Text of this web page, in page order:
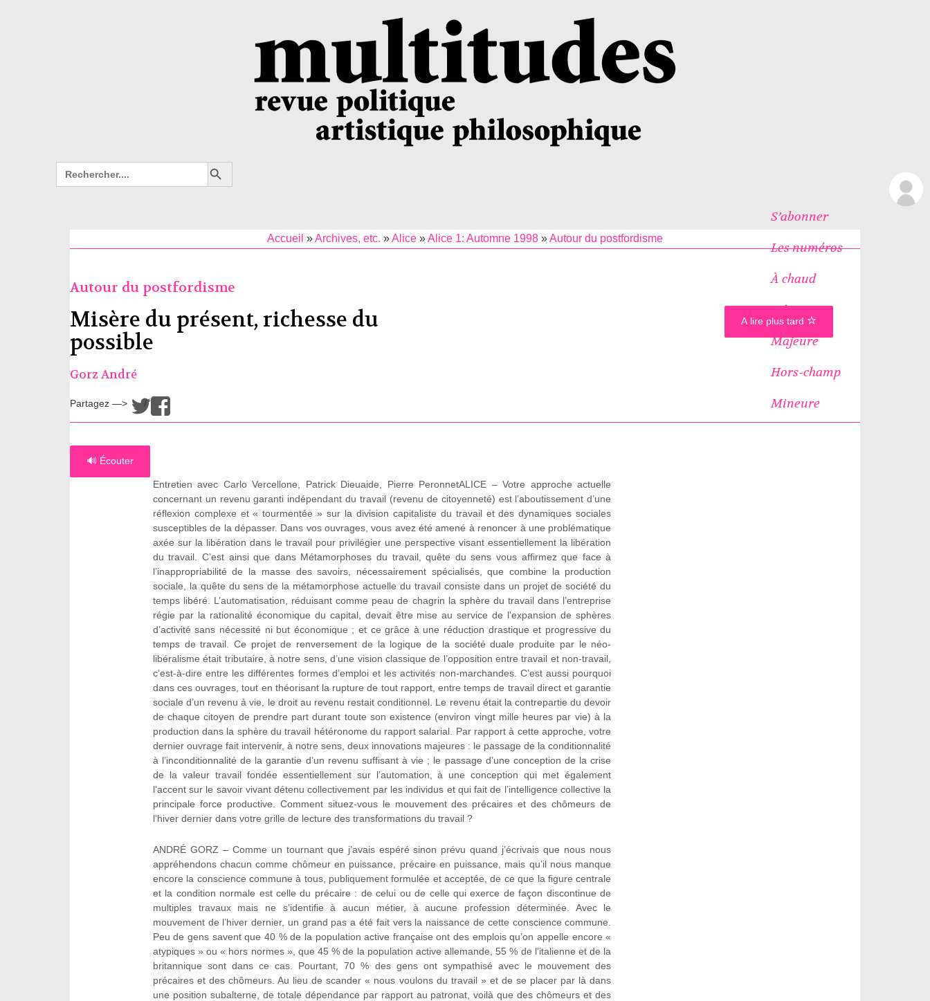
Search
for:
Search Button
S’abonner
Les numéros
À chaud
Icônes
Majeure
Hors-champ
Mineure
Accueil »Archives, etc. »Alice»Alice 1: Automne 1998»Autour du postfordisme
Autour du postfordisme
Misère du présent, richesse du
possible
Gorz André
Partagez —> /
🔊 Écouter
Entretien avec Carlo Vercellone, Patrick Dieuaide, Pierre PeronnetALICE – Votre approche actuelle
concernant un revenu garanti indépendant du travail (revenu de citoyenneté) est l’aboutissement d’une
réflexion complexe et « tourmentée » sur la division capitaliste du travail et des dynamiques sociales
susceptibles de la dépasser. Dans vos ouvrages, vous avez été amené à renoncer à une problématique
axée sur la libération dans le travail pour privilégier une perspective visant essentiellement la libération
du travail. C’est ainsi que dans Métamorphoses du travail, quête du sens vous affirmez que face à
l’inappropriabilité de la masse des savoirs, nécessairement spécialisés, que combine la production
sociale, la quête du sens de la métamorphose actuelle du travail consiste dans un projet de société du
temps libéré. L’automatisation, réduisant comme peau de chagrin la sphère du travail dans l’entreprise
régie par la rationalité économique du capital, devait être mise au service de l’expansion de sphères
d’activité sans nécessité ni but économique ; et ce grâce à une réduction drastique et progressive du
temps de travail. Ce projet de renversement de la logique de la société duale produite par le néo-
libéralisme était tributaire, à notre sens, d’une vision classique de l’opposition entre travail et non-travail,
c’est-à-dire entre les différentes formes d’emploi et les activités non-marchandes. C’est aussi pourquoi
dans ces ouvrages, tout en théorisant la rupture de tout rapport, entre temps de travail direct et garantie
sociale d’un revenu à vie, le droit au revenu restait conditionnel. Le revenu était la contrepartie du devoir
de chaque citoyen de prendre part durant toute son existence (environ vingt mille heures par vie) à la
production dans la sphère du travail hétéronome du rapport salarial. Par rapport à cette approche, votre
dernier ouvrage fait intervenir, à notre sens, deux innovations majeures : le passage de la conditionnalité
à l’inconditionnalité de la garantie d’un revenu suffisant à vie ; le passage d’une conception de la crise
de la valeur travail fondée essentiellement sur l’automation, à une conception qui met également
l’accent sur le savoir vivant détenu collectivement par les individus et qui fait de l’intelligence collective la
principale force productive. Comment situez-vous le mouvement des précaires et des chômeurs de
l’hiver dernier dans votre grille de lecture des transformations du travail ?
ANDRÉ GORZ – Comme un tournant que j’avais espéré sinon prévu quand j’écrivais que nous nous
appréhendons chacun comme chômeur en puissance, précaire en puissance, mais qu’il nous manque
encore la conscience commune à tous, publiquement formulée et acceptée, de ce que la figure centrale
et la condition normale est celle du précaire : de celui ou de celle qui exerce de façon discontinue de
multiples travaux mais ne s’identifie à aucun métier, à aucune profession déterminée. Avec le
mouvement de l’hiver dernier, un grand pas a été fait vers la naissance de cette conscience commune.
Peu de gens savent que 40 % de la population active française ont des emplois qu’on appelle encore «
atypiques » ou « hors normes », que 45 % de la population active allemande, 55 % de l’italienne et de la
britannique sont dans ce cas. Pourtant, 70 % des gens ont sympathisé avec le mouvement des
précaires et des chômeurs. Au lieu de scander « nous voulons du travail » et de se placer par là dans
une position subalterne, de totale dépendance par rapport au patronat, voilà que des chômeurs et des
A lire plus tard